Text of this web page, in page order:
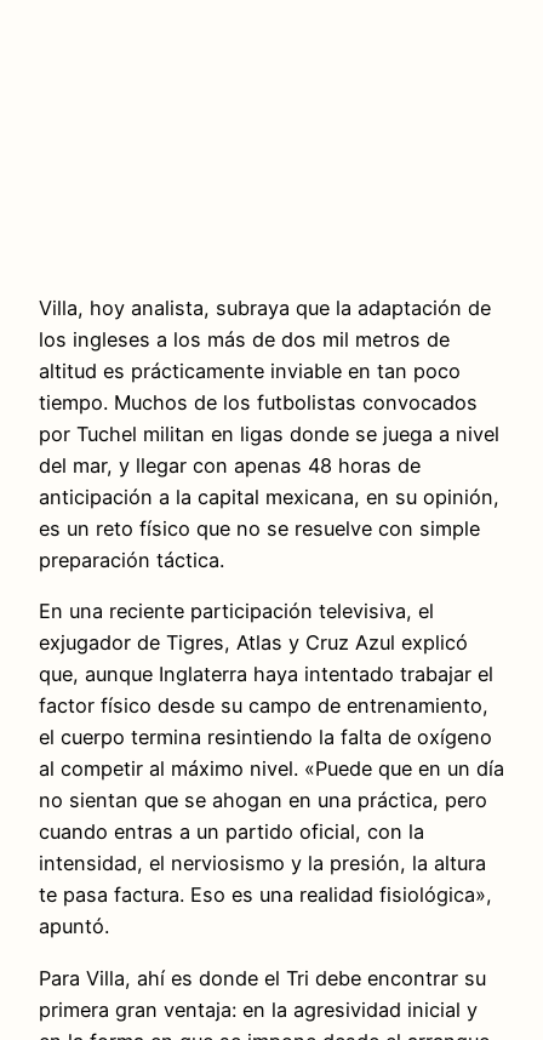
Villa, hoy analista, subraya que la adaptación de
los ingleses a los más de dos mil metros de
altitud es prácticamente inviable en tan poco
tiempo. Muchos de los futbolistas convocados
por Tuchel militan en ligas donde se juega a nivel
del mar, y llegar con apenas 48 horas de
anticipación a la capital mexicana, en su opinión,
es un reto físico que no se resuelve con simple
preparación táctica.
En una reciente participación televisiva, el
exjugador de Tigres, Atlas y Cruz Azul explicó
que, aunque Inglaterra haya intentado trabajar el
factor físico desde su campo de entrenamiento,
el cuerpo termina resintiendo la falta de oxígeno
al competir al máximo nivel. «Puede que en un día
no sientan que se ahogan en una práctica, pero
cuando entras a un partido oficial, con la
intensidad, el nerviosismo y la presión, la altura
te pasa factura. Eso es una realidad fisiológica»,
apuntó.
Para Villa, ahí es donde el Tri debe encontrar su
primera gran ventaja: en la agresividad inicial y